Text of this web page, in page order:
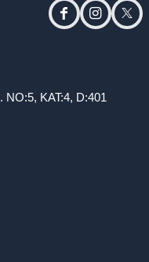
facebookinstagram
KAT:4, D:401